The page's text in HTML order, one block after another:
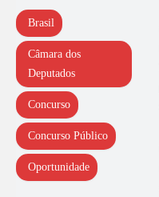
Brasil
Câmara dos
Deputados
Concurso
Concurso Público
Oportunidade